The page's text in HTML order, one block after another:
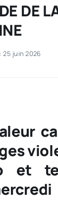
DE
25 juin 2026
et